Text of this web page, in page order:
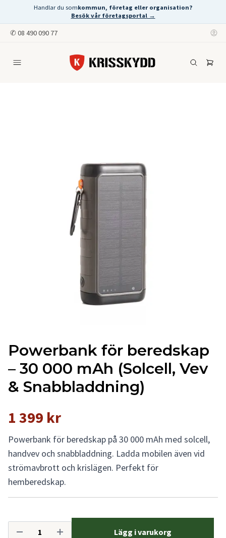
Handlar du somkommun, företag eller organisation?
Besök vår företagsportal →
✆ 08 490 090 77
Powerbank för beredskap
– 30 000 mAh (Solcell, Vev
& Snabbladdning)
1 399 kr
Powerbank för beredskap på 30 000 mAh med solcell,
handvev och snabbladdning. Ladda mobilen även vid
strömavbrott och krislägen. Perfekt för
hemberedskap.
Lägg i varukorg